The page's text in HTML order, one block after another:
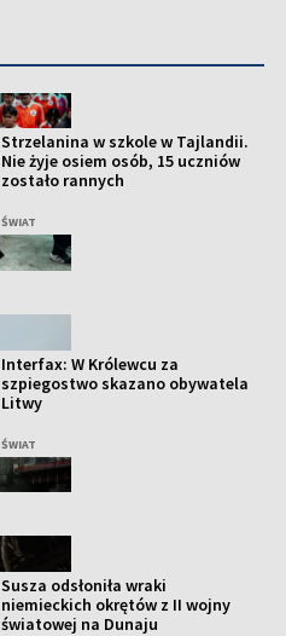
Strzelanina w szkole w Tajlandii.
Nie żyje osiem osób, 15 uczniów
zostało rannych
ŚWIAT
Interfax: W Królewcu za
szpiegostwo skazano obywatela
Litwy
ŚWIAT
Susza odsłoniła wraki
niemieckich okrętów z II wojny
światowej na Dunaju